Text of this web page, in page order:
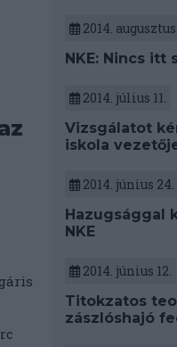
2014. augusztus
NKE: Nincs itt
2014. július 11.
Vizsgálatot
iskola
2014. június 24.
Hazugsággal
NKE
2014. június 12.
Titokzatos
zászlóshajó